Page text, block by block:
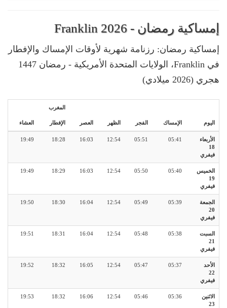
إمساكية رمضان - Franklin 2026
إمساكية رمضان: رزنامة شهرية لأوقات الإمساك والإفطار
في Franklin، الولايات المتحدة الأمريكية - رمضان 1447
هجري (2026 ميلادي)
اليوم الإمساك الفجر الظهر العصر
المغرب
الإفطار العشاء
الأربعاء
18
فيفري
05:41
05:51
12:54
16:03
18:28
19:49
الخميس
19
فيفري
05:40
05:50
12:54
16:03
18:29
19:49
الجمعة
20
فيفري
05:39
05:49
12:54
16:04
18:30
19:50
السبت
21
فيفري
05:38
05:48
12:54
16:04
18:31
19:51
الأحد
22
فيفري
05:37
05:47
12:54
16:05
18:32
19:52
الاثنين
23
05:36
05:46
12:54
16:06
18:32
19:53